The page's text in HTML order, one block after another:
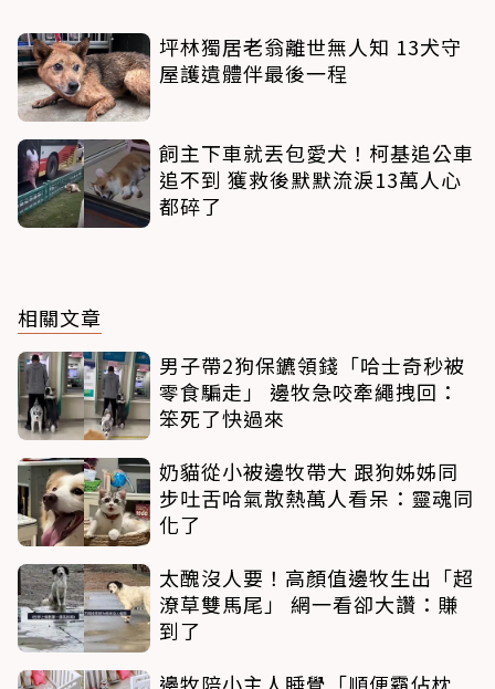
坪林獨居老翁離世無人知 13犬守
屋護遺體伴最後一程
飼主下車就丟包愛犬！柯基追公車
追不到 獲救後默默流淚13萬人心
都碎了
相關文章
男子帶2狗保鑣領錢「哈士奇秒被
零食騙走」 邊牧急咬牽繩拽回：
笨死了快過來
奶貓從小被邊牧帶大 跟狗姊姊同
步吐舌哈氣散熱萬人看呆：靈魂同
化了
太醜沒人要！高顏值邊牧生出「超
潦草雙馬尾」 網一看卻大讚：賺
到了